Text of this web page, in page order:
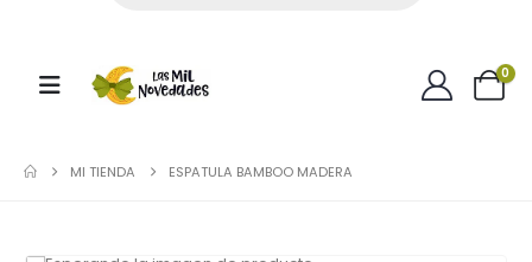
0
MI TIENDA ESPATULA BAMBOO MADERA